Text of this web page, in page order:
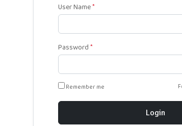
User Name*
Password*
Remember me
Login